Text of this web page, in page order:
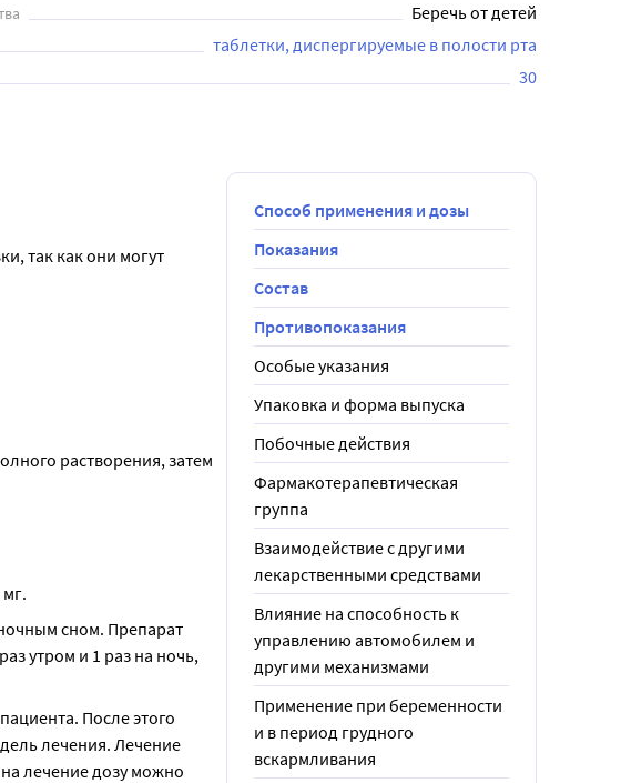
Беречь от детей
таблетки, диспергируемые в полости рта
30
так как они могут
растворения, затем
сном. Препарат
утром и 1 раз на ночь,
После этого
лечения. Лечение
лечение дозу можно
Способ применения и дозы
Показания
Состав
Противопоказания
Особые указания
Упаковка и форма выпуска
Побочные действия
Фармакотерапевтическая
группа
Взаимодействие с другими
лекарственными средствами
Влияние на способность к
управлению автомобилем и
другими механизмами
Применение при беременности
и в период грудного
вскармливания